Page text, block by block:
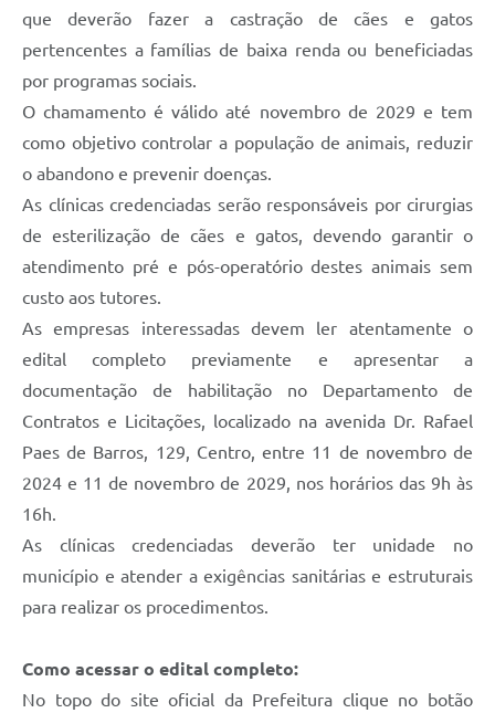
Notícias
Nota Fiscal Eletrônica
Defesa Civil
NFSE
que deverão fazer a castração de cães e gatos
pertencentes a famílias de baixa renda ou beneficiadas
por programas sociais.
O chamamento é válido até novembro de 2029 e tem
como objetivo controlar a população de animais, reduzir
o abandono e prevenir doenças.
As clínicas credenciadas serão responsáveis por cirurgias
de esterilização de cães e gatos, devendo garantir o
atendimento pré e pós-operatório destes animais sem
custo aos tutores.
As empresas interessadas devem ler atentamente o
edital completo previamente e apresentar a
documentação de habilitação no Departamento de
Contratos e Licitações, localizado na avenida Dr. Rafael
Paes de Barros, 129, Centro, entre 11 de novembro de
2024 e 11 de novembro de 2029, nos horários das 9h às
16h.
As clínicas credenciadas deverão ter unidade no
município e atender a exigências sanitárias e estruturais
para realizar os procedimentos.
Como acessar o edital completo:
No topo do site oficial da Prefeitura clique no botão